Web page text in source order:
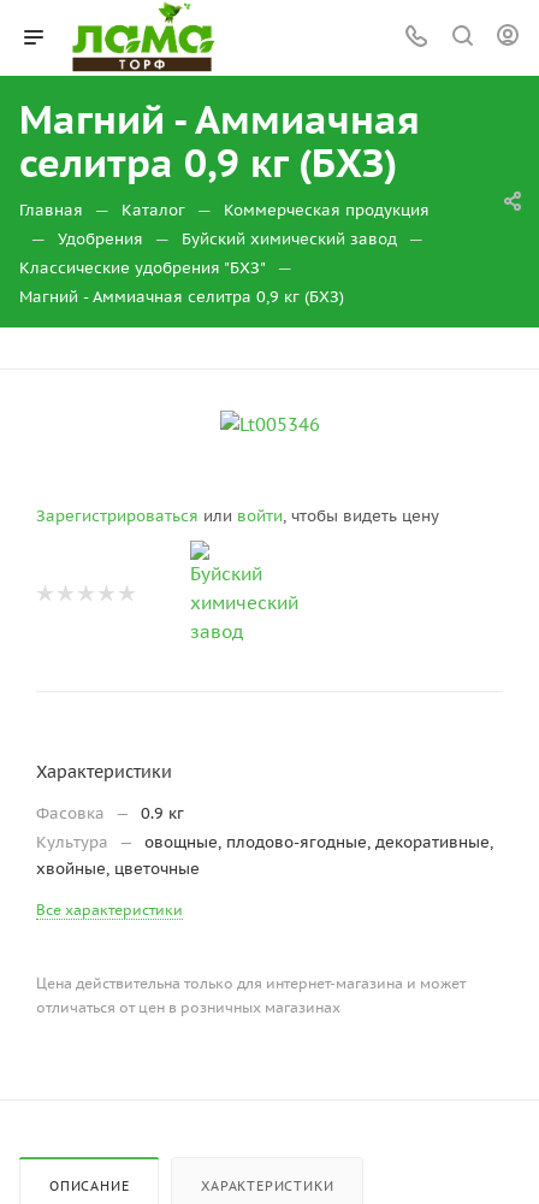
Магний - Аммиачная
селитра 0,9 кг (БХЗ)
Главная — Каталог — Коммерческая продукция
— Удобрения — Буйский химический завод —
Классические удобрения "БХЗ" —
Магний - Аммиачная селитра 0,9 кг (БХЗ)
Зарегистрироваться или войти, чтобы видеть цену
Характеристики
Фасовка —
0.9 кг
Культура
—
овощные, плодово-ягодные, декоративные,
хвойные, цветочные
Все характеристики
Цена действительна только для интернет-магазина и может
отличаться от цен в розничных магазинах
ОПИСАНИЕ ХАРАКТЕРИСТИКИ